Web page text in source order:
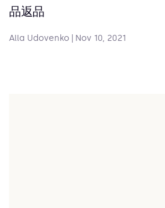
品返品
Alla Udovenko Nov 10, 2021